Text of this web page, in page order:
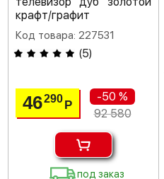
крафт/графит
Код товара: 227531
(5)
46290Р
-50 %
92 580
под заказ